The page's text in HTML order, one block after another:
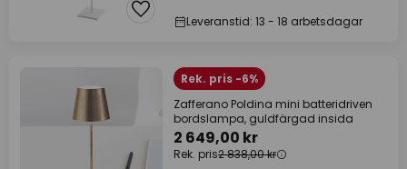
Leveranstid: 13 - 18 arbetsdagar
Rek. pris -6%
Zafferano Poldina mini batteridriven
bordslampa, guldfärgad insida
2 649,00 kr
Rek. pris2 838,00 kr